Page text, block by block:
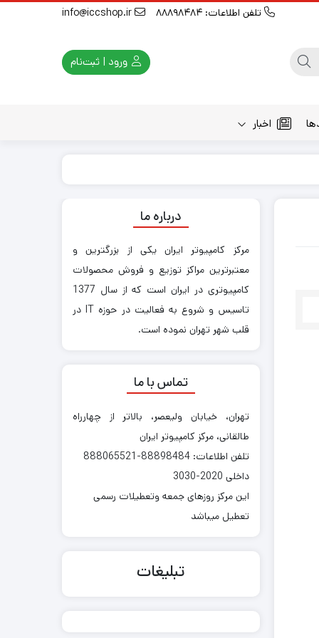
تلفن اطلاعات: 88898484
ورود | ثبت‌نام
اخبار
درباره ما
مرکز کامپیوتر ایران یکی از بزرگترین و
معتبرترین مراکز توزیع و فروش محصولات
کامپیوتری در ایران است که از سال 1377
تاسیس و شروع به فعالیت در حوزه IT در
قلب شهر تهران نموده است.
تماس با ما
تهران، خیابان ولیعصر، بالاتر از چهارراه
طالقانی، مرکز کامپیوتر ایران
تلفن اطلاعات: 88898484-888065521
داخلی 2020-3030
این مرکز روزهای جمعه وتعطیلات رسمی
تعطیل میباشد
تبلیغات